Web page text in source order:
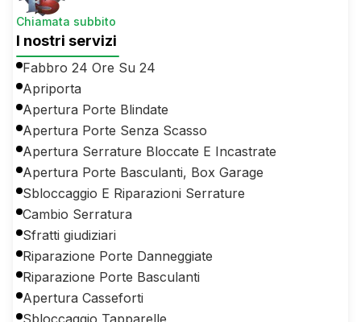
Chiamata subbito
I nostri servizi
Fabbro 24 Ore Su 24
Apriporta
Apertura Porte Blindate
Apertura Porte Senza Scasso
Apertura Serrature Bloccate E Incastrate
Apertura Porte Basculanti, Box Garage
Sbloccaggio E Riparazioni Serrature
Cambio Serratura
Sfratti giudiziari
Riparazione Porte Danneggiate
Riparazione Porte Basculanti
Apertura Casseforti
Sbloccaggio Tapparelle